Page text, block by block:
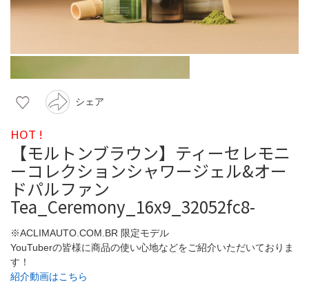
シェア
HOT !
【モルトンブラウン】ティーセレモニ
ーコレクションシャワージェル&オー
ドパルファン
Tea_Ceremony_16x9_32052fc8-
※ACLIMAUTO.COM.BR 限定モデル
YouTuberの皆様に商品の使い心地などをご紹介いただいておりま
す！
紹介動画はこちら